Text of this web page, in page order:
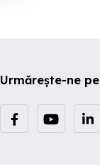
Urmărește-ne pe